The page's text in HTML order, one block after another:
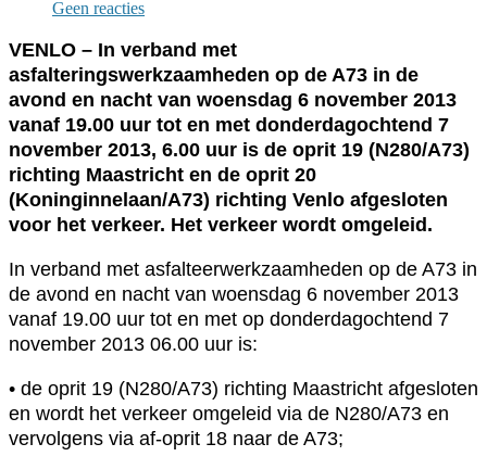
Geen reacties
VENLO – In verband met
asfalteringswerkzaamheden op de A73 in de
avond en nacht van woensdag 6 november 2013
vanaf 19.00 uur tot en met donderdagochtend 7
november 2013, 6.00 uur is de oprit 19 (N280/A73)
richting Maastricht en de oprit 20
(Koninginnelaan/A73) richting Venlo afgesloten
voor het verkeer. Het verkeer wordt omgeleid.
In verband met asfalteerwerkzaamheden op de A73 in
de avond en nacht van woensdag 6 november 2013
vanaf 19.00 uur tot en met op donderdagochtend 7
november 2013 06.00 uur is:
• de oprit 19 (N280/A73) richting Maastricht afgesloten
en wordt het verkeer omgeleid via de N280/A73 en
vervolgens via af-oprit 18 naar de A73;